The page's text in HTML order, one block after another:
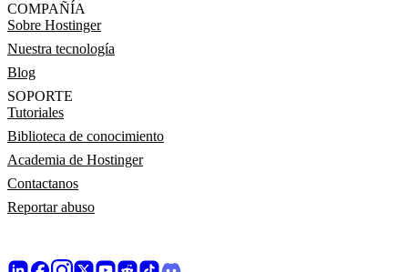
COMPAÑÍA
Sobre Hostinger
Nuestra tecnología
Blog
SOPORTE
Tutoriales
Biblioteca de conocimiento
Academia de Hostinger
Contactanos
Reportar abuso